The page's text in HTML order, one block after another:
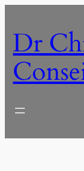
contenu
Dr